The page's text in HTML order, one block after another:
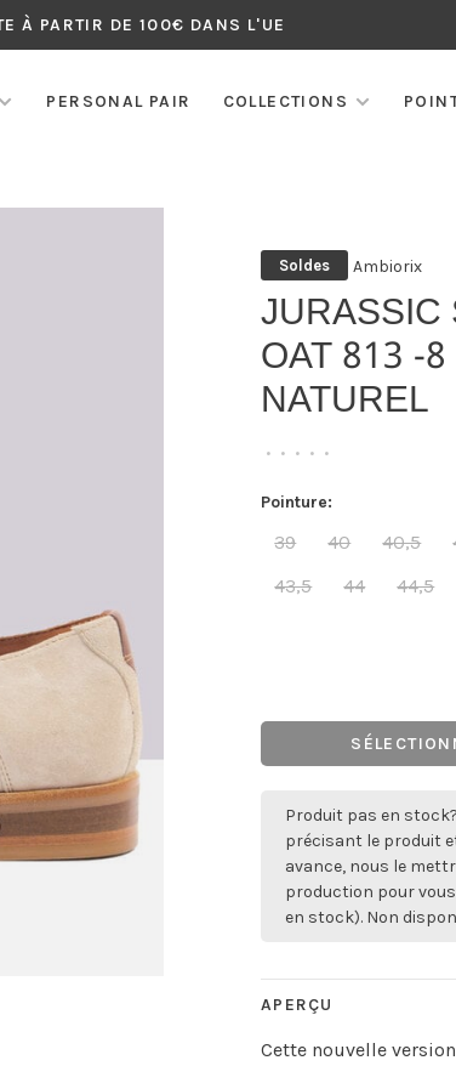
À PARTIR DE 100€ DANS L'UE
PERSONAL PAIR COLLECTIONS
Soldes Ambiorix
OAT 813 -
NATUREL
• • • • •
Pointure:
39 40 40,5
43,5
44 44,5
Produit pas en
précisant le produit
avance, nous le
production pour
en stock). Non
APERÇU
Cette nouvelle